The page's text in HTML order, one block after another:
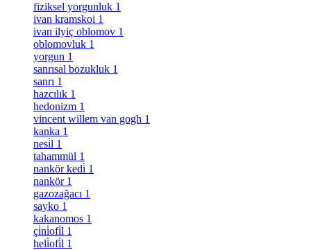
fiziksel yorgunluk 1
ivan kramskoi 1
ivan ilyiç oblomov 1
oblomovluk 1
yorgun 1
sanrısal bozukluk 1
sanrı 1
hazcılık 1
hedonizm 1
vincent willem van gogh 1
kanka 1
nesi̇l 1
tahammül 1
nankör kedi̇ 1
nankör 1
gazozağacı 1
sayko 1
kakanomos 1
çi̇ni̇ofi̇l 1
heli̇ofi̇l 1